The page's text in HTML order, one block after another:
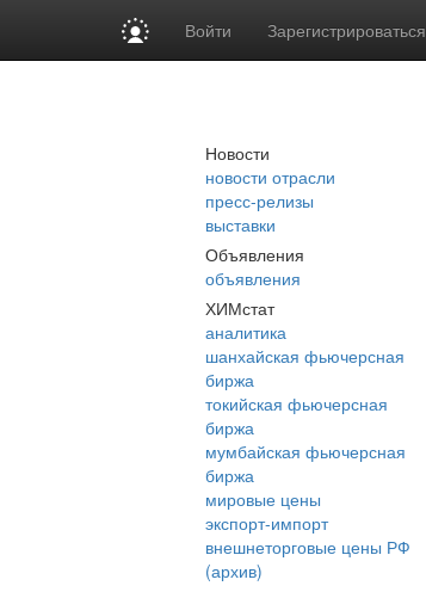
Войти Зарегистрироваться
Новости
новости отрасли
пресс-релизы
выставки
Объявления
объявления
ХИМстат
аналитика
шанхайская фьючерсная
биржа
токийская фьючерсная
биржа
мумбайская фьючерсная
биржа
мировые цены
экспорт-импорт
внешнеторговые цены РФ
(архив)